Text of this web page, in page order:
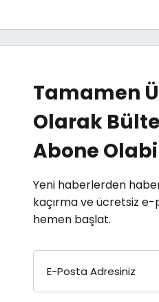
Tamamen
Olarak
Abone
Yeni haberlerden
kaçırma ve ücretsiz
hemen başlat.
E-Posta Adresiniz